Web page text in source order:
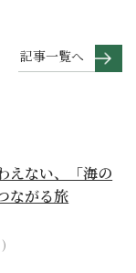
記事一覧へ
えない、「海の
ながる旅